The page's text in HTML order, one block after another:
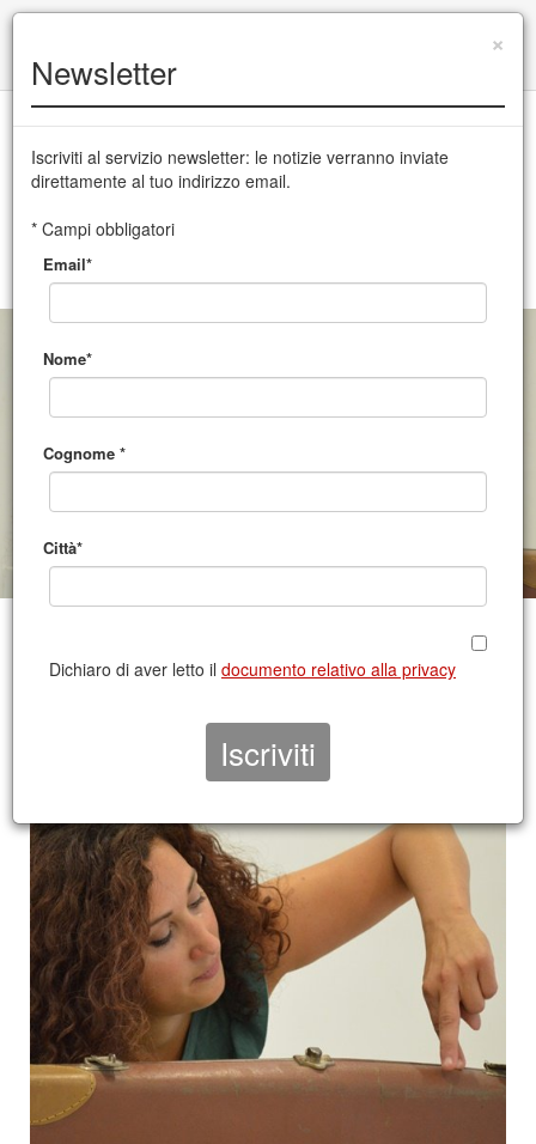
English version
CSS Teatro stabile di innovazione del Friuli Venezia Giulia
MENU
dall’8 al 23 maggio 2023
×
Newsletter
Iscriviti al servizio newsletter: le notizie verranno inviate
direttamente al tuo indirizzo email.
* Campi obbligatori
Email*
Nome*
Cognome *
Città*
Dichiaro di aver letto il documento relativo alla privacy